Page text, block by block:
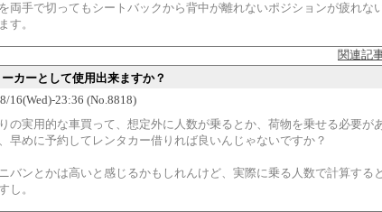
両手で切ってもシートバックから背中が離れないポジションが疲れな
す。
関連記
カーとして使用出来ますか？
16(Wed)-23:36 (No.8818)
の実用的な車買って、想定外に人数が乗るとか、荷物を乗せる必要が
早めに予約してレンタカー借りれば良いんじゃないですか？
バンとかは高いと感じるかもしれんけど、実際に乗る人数で計算すると
し。